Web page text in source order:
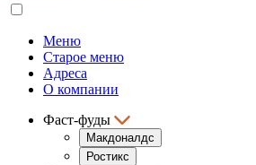
Меню
Старое меню
Адреса
О компании
Фаст-фуды
Макдоналдс
Ростикс